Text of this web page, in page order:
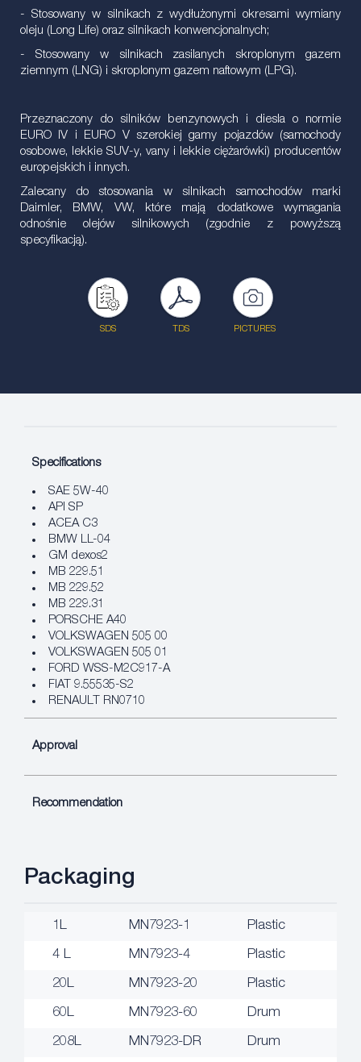
- Stosowany w silnikach z wydłużonymi okresami wymiany
oleju (Long Life) oraz silnikach konwencjonalnych;
- Stosowany w silnikach zasilanych skroplonym gazem
ziemnym (LNG) i skroplonym gazem naftowym (LPG).
Przeznaczony do silników benzynowych i diesla o normie
EURO IV i EURO V szerokiej gamy pojazdów (samochody
osobowe, lekkie SUV-y, vany i lekkie ciężarówki) producentów
europejskich i innych.
Zalecany do stosowania w silnikach samochodów marki
Daimler, BMW, VW, które mają dodatkowe wymagania
odnośnie olejów silnikowych (zgodnie z powyższą
specyfikacją).
SDS TDS PICTURES
Specifications
SAE 5W-40
API SP
ACEA C3
BMW LL-04
GM dexos2
MB 229.51
MB 229.52
MB 229.31
PORSCHE A40
VOLKSWAGEN 505 00
VOLKSWAGEN 505 01
FORD WSS-M2C917-A
FIAT 9.55535-S2
RENAULT RN0710
Approval
Recommendation
Packaging
1L MN7923-1 Plastic
4 L MN7923-4 Plastic
20L MN7923-20 Plastic
60L MN7923-60 Drum
208L MN7923-DR Drum